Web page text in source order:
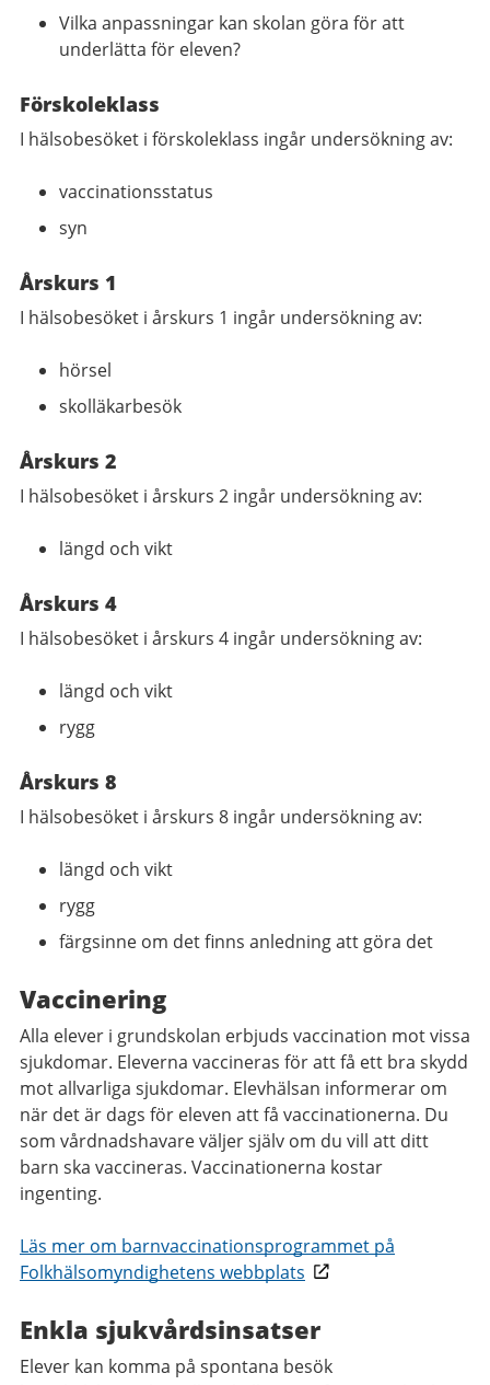
Vilka anpassningar kan skolan göra för att
underlätta för eleven?
Förskoleklass
I hälsobesöket i förskoleklass ingår undersökning av:
vaccinationsstatus
syn
Årskurs 1
I hälsobesöket i årskurs 1 ingår undersökning av:
hörsel
skolläkarbesök
Årskurs 2
I hälsobesöket i årskurs 2 ingår undersökning av:
längd och vikt
Årskurs 4
I hälsobesöket i årskurs 4 ingår undersökning av:
längd och vikt
rygg
Årskurs 8
I hälsobesöket i årskurs 8 ingår undersökning av:
längd och vikt
rygg
färgsinne om det finns anledning att göra det
Vaccinering
Alla elever i grundskolan erbjuds vaccination mot vissa
sjukdomar. Eleverna vaccineras för att få ett bra skydd
mot allvarliga sjukdomar. Elevhälsan informerar om
när det är dags för eleven att få vaccinationerna. Du
som vårdnadshavare väljer själv om du vill att ditt
barn ska vaccineras. Vaccinationerna kostar
ingenting.
Läs mer om barnvaccinationsprogrammet på
Folkhälsomyndighetens webbplats
Enkla sjukvårdsinsatser
Elever kan komma på spontana besök